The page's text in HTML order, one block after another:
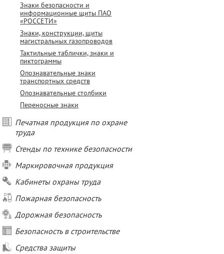
Знаки безопасности и
информационные щиты ПАО
«РОССЕТИ»
Знаки, конструкции, щиты
магистральных газопроводов
Тактильные таблички, знаки и
пиктограммы
Опознавательные знаки
транспортных средств
Опознавательные столбики
Переносные знаки
Печатная продукция по охране
труда
Стенды по технике безопасности
Маркировочная продукция
Кабинеты охраны труда
Пожарная безопасность
Дорожная безопасность
Безопасность в строительстве
Средства защиты